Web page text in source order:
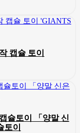
캡슐 토이
슐토이 「양말 신
이